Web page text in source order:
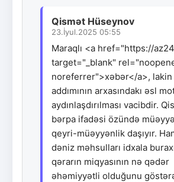
Qismət Hüseynov
23.İyul.2025 05:55
Maraqlı <a href="https://
target="_blank"
noreferrer">xəbər</a>, lakin
addımının arxasındakı əsl
aydınlaşdırılması vacibdir.
bərpa ifadəsi özündə
qeyri-müəyyənlik daşıyır.
dəniz məhsulları idxala
qərarın miqyasının nə qədər
əhəmiyyətli olduğunu